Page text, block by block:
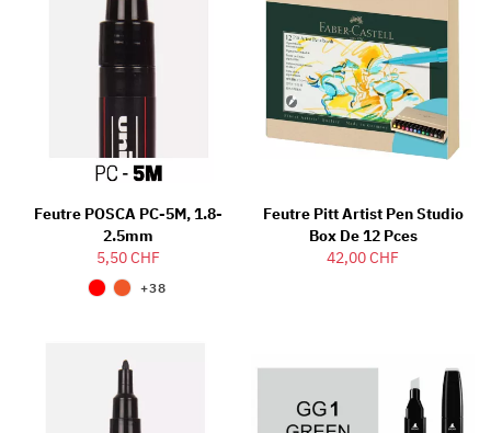
Feutre POSCA PC-5M, 1.8-
2.5mm
5,50 CHF
+38
Feutre Pitt Artist Pen Studio
Box De 12 Pces
42,00 CHF